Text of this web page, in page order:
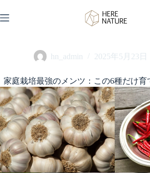
ン
キ
ッ
プ
hn_admin 2025年5月23日
家庭栽培最強のメンツ：この6種だけ育